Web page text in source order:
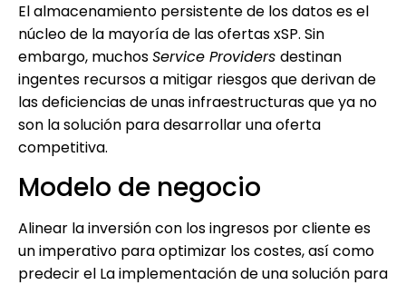
El almacenamiento persistente de los datos es el
núcleo de la mayoría de las ofertas xSP. Sin
embargo, muchosService Providers destinan
ingentes recursos a mitigar riesgos que derivan de
las deficiencias de unas infraestructuras que ya no
son la solución para desarrollar una oferta
competitiva.
Modelo de negocio
Alinear la inversión con los ingresos por cliente es
un imperativo para optimizar los costes, así como
predecir el La implementación de una solución para